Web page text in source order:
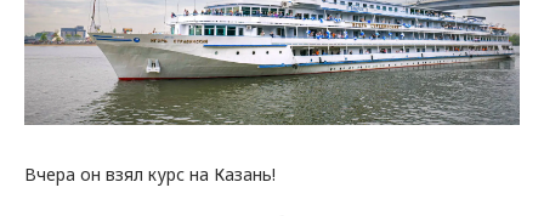
Вчера он взял курс на Казань!